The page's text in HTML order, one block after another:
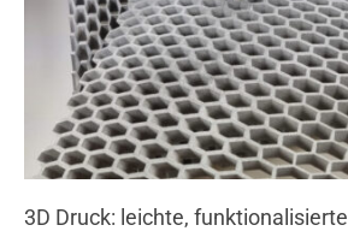
3D Druck: leichte, funktionalisierte